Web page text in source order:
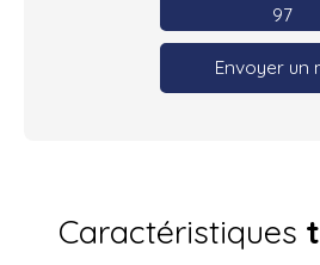
97
Envoyer un
Caractéristiques